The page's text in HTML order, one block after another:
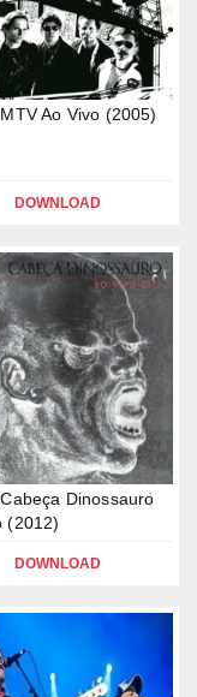
Ao Vivo (2005)
DOWNLOAD
Dinossauro
(2012)
DOWNLOAD